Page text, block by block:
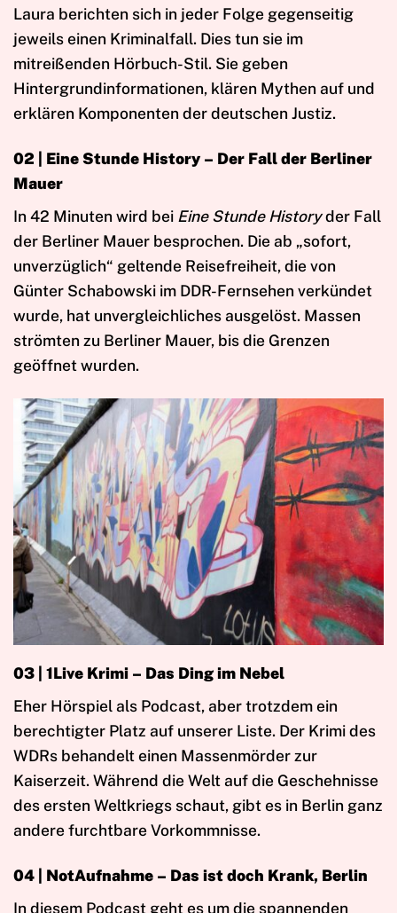
Laura berichten sich in jeder Folge gegenseitig
jeweils einen Kriminalfall. Dies tun sie im
mitreißenden Hörbuch-Stil. Sie geben
Hintergrundinformationen, klären Mythen auf und
erklären Komponenten der deutschen Justiz.
02 | Eine Stunde History – Der Fall der Berliner
Mauer
In 42 Minuten wird bei Eine Stunde Historyder Fall
der Berliner Mauer besprochen. Die ab „sofort,
unverzüglich“ geltende Reisefreiheit, die von
Günter Schabowski im DDR-Fernsehen verkündet
wurde, hat unvergleichliches ausgelöst. Massen
strömten zu Berliner Mauer, bis die Grenzen
geöffnet wurden.
03 | 1Live Krimi – Das Ding im Nebel
Eher Hörspiel als Podcast, aber trotzdem ein
berechtigter Platz auf unserer Liste. Der Krimi des
WDRs behandelt einen Massenmörder zur
Kaiserzeit. Während die Welt auf die Geschehnisse
des ersten Weltkriegs schaut, gibt es in Berlin ganz
andere furchtbare Vorkommnisse.
04 | NotAufnahme – Das ist doch Krank, Berlin
In diesem Podcast geht es um die spannenden